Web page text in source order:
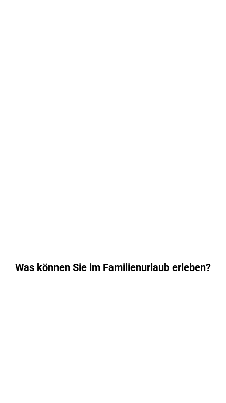
Was können Sie im Familienurlaub erleben?